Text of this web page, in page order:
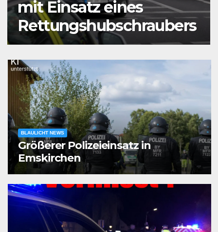
mit Einsatz eines
Rettungshubschraubers
BLAULICHT NEWS
Größerer Polizeieinsatz in
Emskirchen